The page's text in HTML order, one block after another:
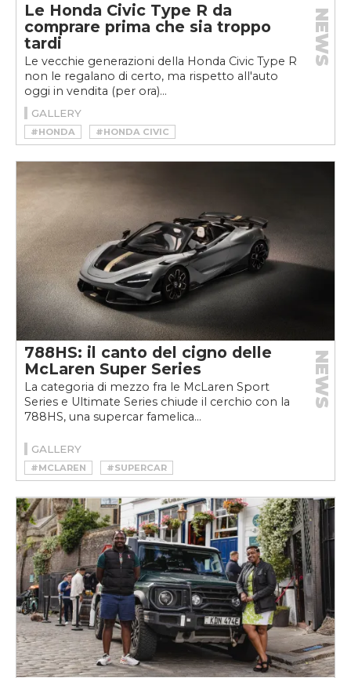
Le Honda Civic Type R da
comprare prima che sia troppo
tardi
Le vecchie generazioni della Honda Civic Type R
non le regalano di certo, ma rispetto all'auto
oggi in vendita (per ora)...
NEWS
GALLERY
#HONDA
#HONDA CIVIC
#HONDA CIVIC TYPE R
788HS: il canto del cigno delle
McLaren Super Series
La categoria di mezzo fra le McLaren Sport
Series e Ultimate Series chiude il cerchio con la
788HS, una supercar famelica...
NEWS
GALLERY
#MCLAREN #SUPERCAR